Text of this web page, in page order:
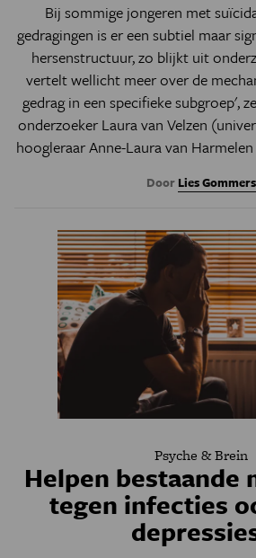
Bij sommige jongeren met
gedragingen is er een subtiel maar
hersenstructuur, zo blijkt uit
vertelt wellicht meer over de
gedrag in een specifieke subgroep',
onderzoeker Laura van Velzen
hoogleraar Anne-Laura van
Door Lies Gommers
Psyche & Brein
Helpen bestaande
tegen infecties